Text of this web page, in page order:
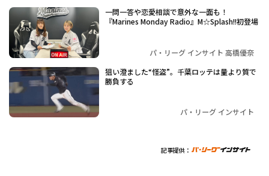
一問一答や恋愛相談で意外な一面も！
『Marines Monday Radio』M☆Splash!!初登場
パ・リーグ インサイト 高橋優奈
狙い澄ました“怪盗”。千葉ロッテは量より質で
勝負する
パ・リーグ インサイト
記事提供：